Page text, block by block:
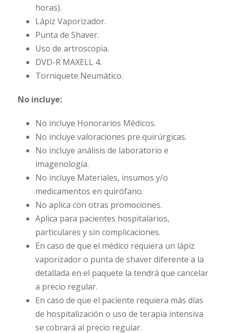
horas).
Lápiz Vaporizador.
Punta de Shaver.
Uso de artroscopia.
DVD-R MAXELL 4.
Torniquete Neumático.
No incluye:
No incluye Honorarios Médicos.
No incluye valoraciones pre quirúrgicas.
No incluye análisis de laboratorio e
imagenología.
No incluye Materiales, insumos y/o
medicamentos en quirófano.
No aplica con otras promociones.
Aplica para pacientes hospitalarios,
particulares y sin complicaciones.
En caso de que el médico requiera un lápiz
vaporizador o punta de shaver diferente a la
detallada en el paquete la tendrá que cancelar
a precio regular.
En caso de que el paciente requiera más días
de hospitalización o uso de terapia intensiva
se cobrará al precio regular.